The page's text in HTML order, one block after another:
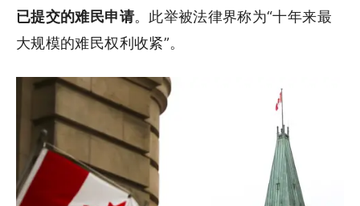
已提交的难民申请。此举被法律界称为“十年来最
大规模的难民权利收紧”。